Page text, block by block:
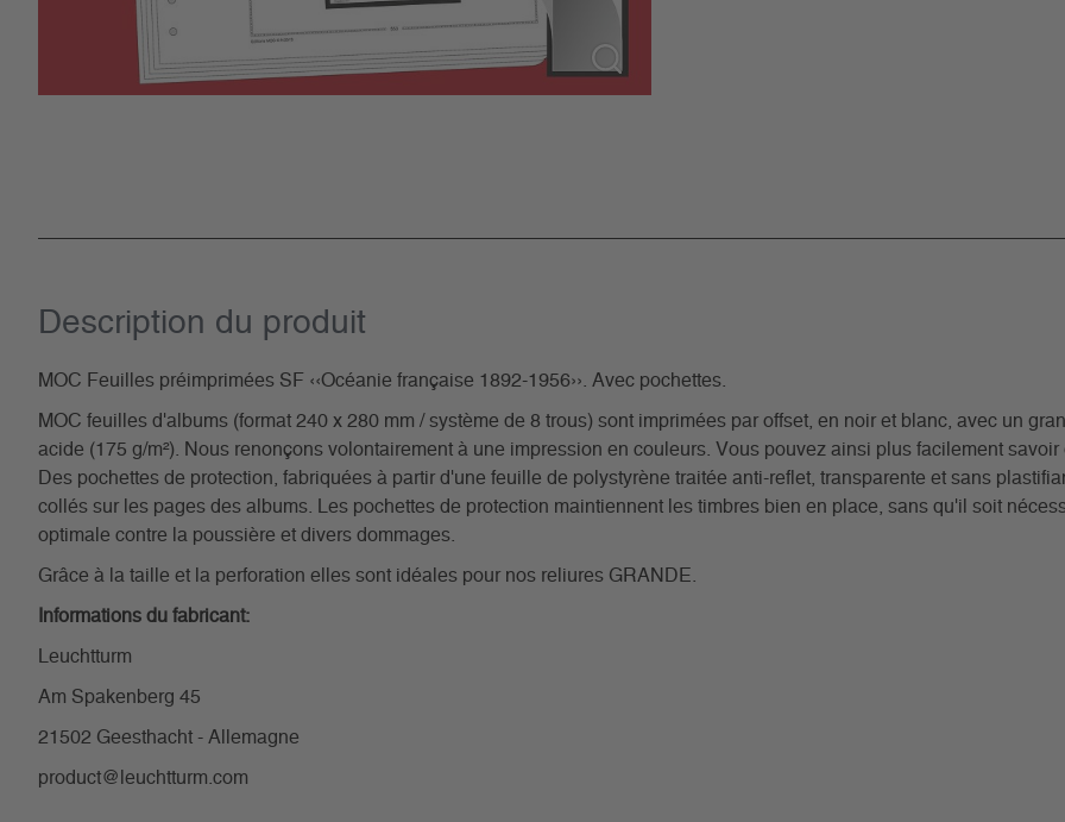
Description du­ produit
MOC Feuilles préimprimées SF ‹‹Océanie française 1892-1956››. Avec pochettes.
MOC feuilles d'albums (format 240 x 280 mm / système de 8 trous) sont imprimées par offset, en noir et blanc, avec un
acide (175 g/m²). Nous renonçons volontairement à une impression en couleurs. Vous pouvez ainsi plus facilement
Des pochettes de protection, fabriquées à partir d'une feuille de polystyrène traitée anti-reflet, transparente et sans
collés sur les pages des albums. Les pochettes de protection maintiennent les timbres bien en place, sans qu'il soit
optimale contre la poussière et divers dommages.
Grâce à la taille et la perforation elles sont idéales pour nos reliures GRANDE.
Informations du fabricant:
Leuchtturm
Am Spakenberg 45
21502 Geesthacht - Allemagne
product@leuchtturm.com